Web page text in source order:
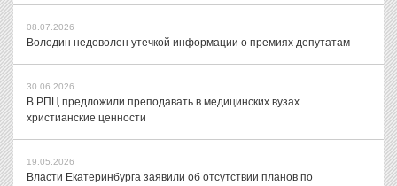
08.07.2026
Володин недоволен утечкой информации о премиях депутатам
30.06.2026
В РПЦ предложили преподавать в медицинских вузах
христианские ценности
19.05.2026
Власти Екатеринбурга заявили об отсутствии планов по